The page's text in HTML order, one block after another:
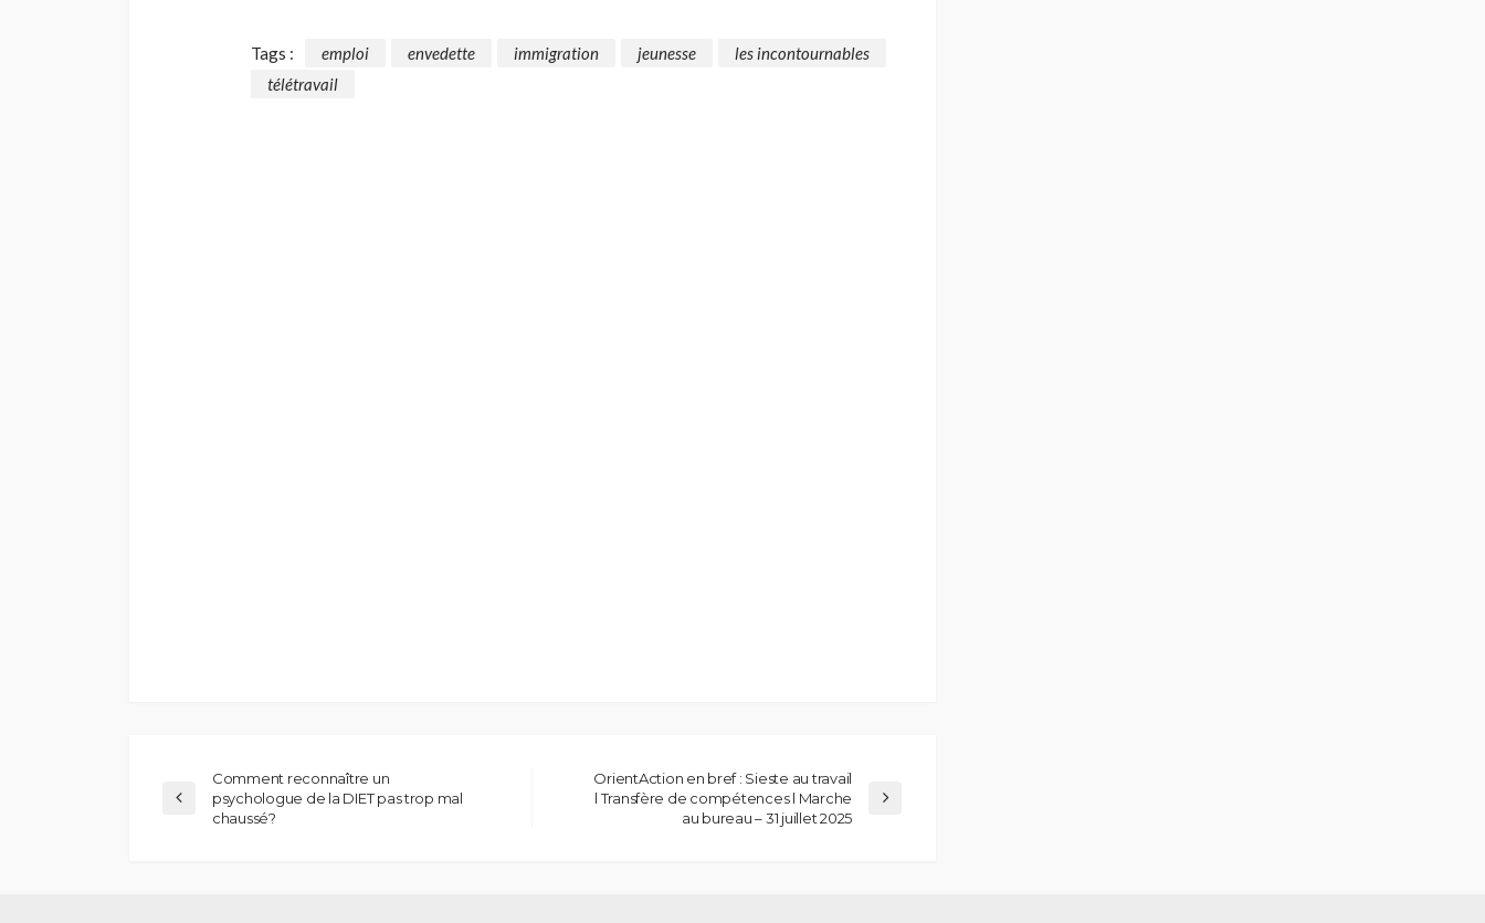
Tags : emploi envedette immigration jeunesse
les incontournables
télétravail
Comment reconnaître un
psychologue de la DIET pas trop mal
chaussé?
OrientAction en bref : Sieste au travail
l Transfère de compétences l Marche
au bureau – 31 juillet 2025